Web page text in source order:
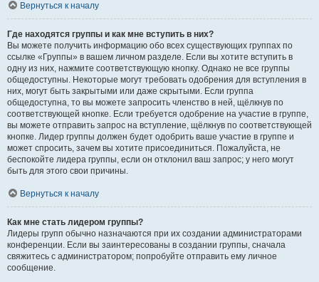
Вернуться к началу
Где находятся группы и как мне вступить в них?
Вы можете получить информацию обо всех существующих группах по
ссылке «Группы» в вашем личном разделе. Если вы хотите вступить в
одну из них, нажмите соответствующую кнопку. Однако не все группы
общедоступны. Некоторые могут требовать одобрения для вступления в
них, могут быть закрытыми или даже скрытыми. Если группа
общедоступна, то вы можете запросить членство в ней, щёлкнув по
соответствующей кнопке. Если требуется одобрение на участие в группе,
вы можете отправить запрос на вступление, щёлкнув по соответствующей
кнопке. Лидер группы должен будет одобрить ваше участие в группе и
может спросить, зачем вы хотите присоединиться. Пожалуйста, не
беспокойте лидера группы, если он отклонил ваш запрос; у него могут
быть для этого свои причины.
Вернуться к началу
Как мне стать лидером группы?
Лидеры групп обычно назначаются при их создании администраторами
конференции. Если вы заинтересованы в создании группы, сначала
свяжитесь с администратором; попробуйте отправить ему личное
сообщение.